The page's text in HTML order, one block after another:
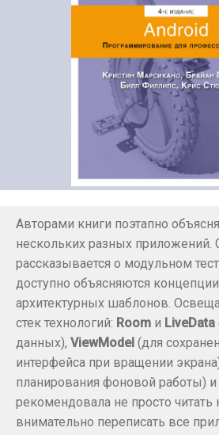
Авторами книги поэтапно
нескольких разных приложений.
рассказывается о модульном
доступно объясняются
архитектурных шаблонов.
стек технологий: Room и LiveData
данных), ViewModel (для
интерфейса при вращении
планирования фоновой работы) и
рекомендовала не просто читать
внимательно переписать все